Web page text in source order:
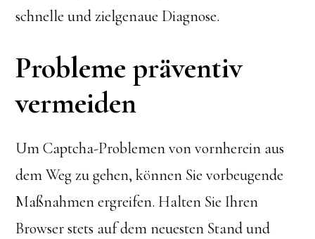
schnelle und zielgenaue Diagnose.
Probleme präventiv
vermeiden
Um Captcha-Problemen von vornherein aus
dem Weg zu gehen, können Sie vorbeugende
Maßnahmen ergreifen. Halten Sie Ihren
Browser stets auf dem neuesten Stand und